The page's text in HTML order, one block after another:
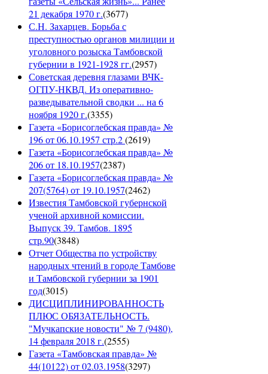
21 декабря 1970 г.(3677)
С.Н. Захарцев. Борьба с
преступностью органов милиции и
уголовного розыска Тамбовской
губернии в 1921-1928 гг.(2957)
Советская деревня глазами ВЧК-
ОГПУ-НКВД. Из оперативно-
разведывательной сводки ... на 6
ноября 1920 г.(3355)
Газета «Борисоглебская правда» №
196 от 06.10.1957 стр.2(2619)
Газета «Борисоглебская правда» №
206 от 18.10.1957(2387)
Газета «Борисоглебская правда» №
207(5764) от 19.10.1957(2462)
Известия Тамбовской губернской
ученой архивной комиссии.
Выпуск 39. Тамбов. 1895
стр.90(3848)
Отчет Общества по устройству
народных чтений в городе Тамбове
и Тамбовской губернии за 1901
год(3015)
ДИСЦИПЛИНИРОВАННОСТЬ
ПЛЮС ОБЯЗАТЕЛЬНОСТЬ.
"Мучкапские новости" № 7 (9480),
14 февраля 2018 г.(2555)
Газета «Тамбовская правда» №
44(10122) от 02.03.1958(3297)